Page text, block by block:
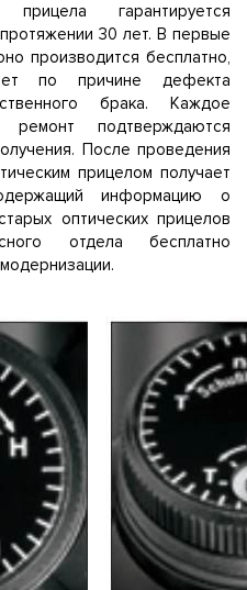
прицела гарантируется
30 лет. В первые
производится бесплатно,
по причине дефекта
брака. Каждое
подтверждаются
После проведения
прицелом получает
информацию о
оптических прицелов
отдела бесплатно